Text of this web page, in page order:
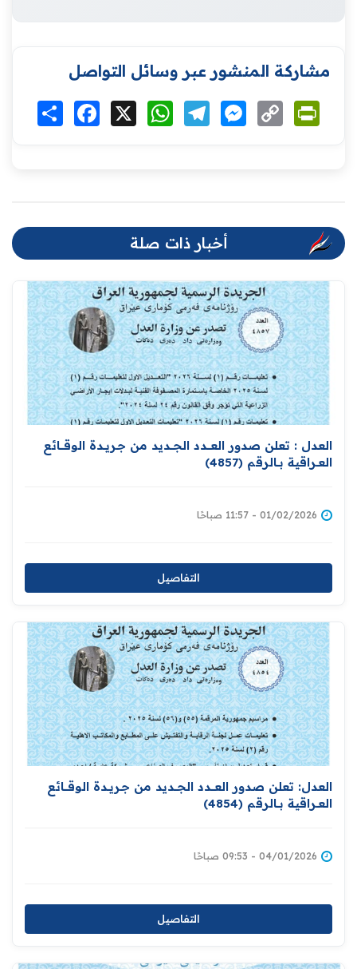
مشاركة المنشور عبر وسائل التواصل
انشر Facebook WhatsAppTelegramMessenger
Copy
Link
أخبار ذات صلة
العدل : تعلن صدور العــــدد الجـــديد من جـريــدة ‏الوقــــائع
العــراقية بــالرقم (4857)‏
01/02/2026 - 11:57 صباحًا
التفاصيل
العدل: تعلن صدور العــــدد الجـــديد من جـريــدة ‏الوقــــائع
العــراقية بــالرقم (4854)‏
04/01/2026 - 09:53 صباحًا
التفاصيل